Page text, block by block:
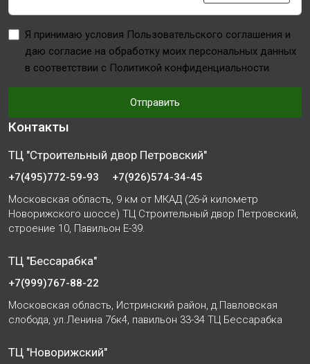
Я принимаю условия Пользовательского соглашения и
даю согласие на обработку моих персональных данных
в соответствии с Политикой конфиденциальности
Отправить
Контакты
ТЦ "Строительный двор Петровский"
+7(495)772-59-93
+7(926)574-34-45
Московская область, 9 км от МКАД (26-й километр
Новорижского шоссе) ТЦ Строительный двор Петровский,
строение 10, Павильон Е-39.
ТЦ "Бессарабка"
+7(999)767-88-22
Московская область, Истринский район, д.Павловская
слобода, ул.Ленина 76к4, павильон 33-34 ТЦ Бессарабка
ТЦ "Новорижский"